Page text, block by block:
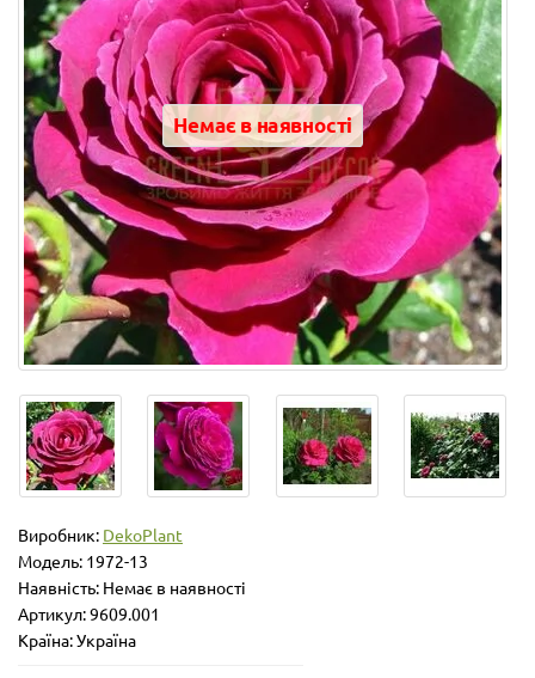
Немає в наявності
Виробник: DekoPlant
Модель: 1972-13
Наявність: Немає в наявності
Артикул: 9609.001
Країна: Україна